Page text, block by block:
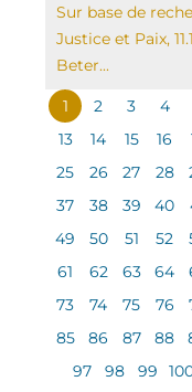
Sur base de
Justice et Paix,
Beter...
1 2 3 4
13
14 15 16
25
26 27 28
37
38 39 40
49
50 51 52
61
62 63 64
73
74 75 76
85
86 87 88
97
98 99